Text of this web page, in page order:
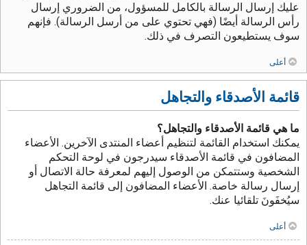
عليك إرسال الرسالة بالكامل للمسؤول، من الضروري إرسال
رأس الرسالة أيضًا (فهي تحتوي على من أرسل الرسالة). فإنهم
سوف يستطيعون التصرف في ذلك.
أعلى
قائمة الأصدقاء والتجاهل
ما هي قائمة الأصدقاء والتجاهل؟
يمكنك استخدام القائمة لتنظيم أعضاء المنتدى الآخرين. الأعضاء
المضافون في قائمة الأصدقاء سيدرجون في لوحة التحكم
الشخصية وستتمكن من الوصول إليهم لمعرفة حالة الاتصال أو
إرسال رسالة خاصة. الأعضاء المضافون إلى قائمة التجاهل
سيُخفَونَ تلقائيا عنك.
أعلى